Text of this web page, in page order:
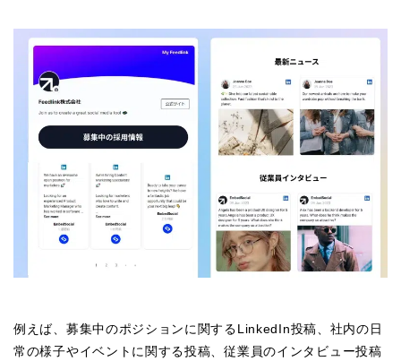
例えば、募集中のポジションに関するLinkedIn投稿、社内の日
常の様子やイベントに関する投稿、従業員のインタビュー投稿